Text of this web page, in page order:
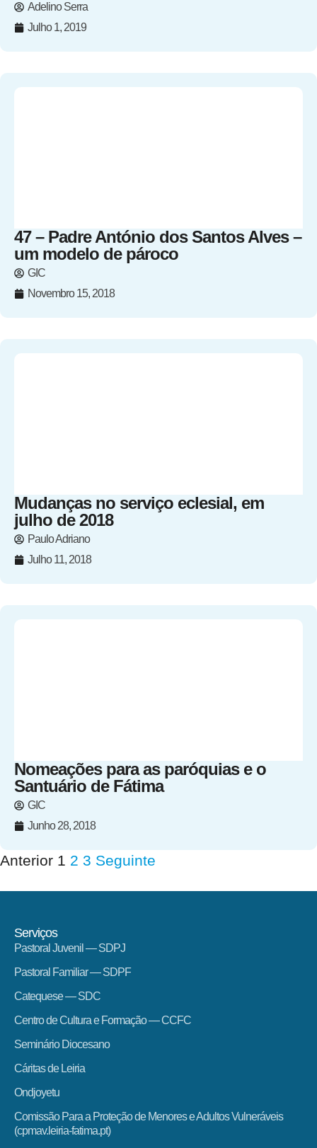
Adelino Serra
Julho 1, 2019
47 – Padre António dos Santos Alves –
um modelo de pároco
GIC
Novembro 15, 2018
Mudanças no serviço eclesial, em
julho de 2018
Paulo Adriano
Julho 11, 2018
Nomeações para as paróquias e o
Santuário de Fátima
GIC
Junho 28, 2018
Anterior 1 2 3 Seguinte
Serviços
Pastoral Juvenil — SDPJ
Pastoral Familiar — SDPF
Catequese — SDC
Centro de Cultura e Formação — CCFC
Seminário Diocesano
Cáritas de Leiria
Ondjoyetu
Comissão Para a Proteção de Menores e Adultos Vulneráveis
(cpmav.leiria-fatima.pt)